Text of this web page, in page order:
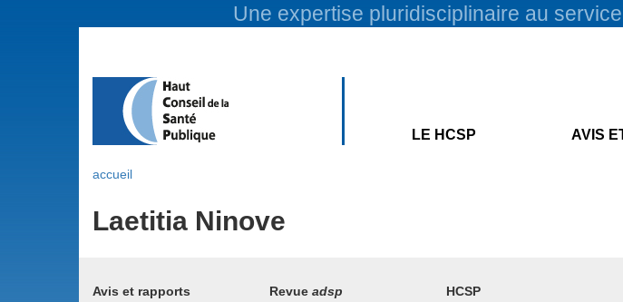
Une expertise pluridisciplinaire au
LE HCSP AVIS
accueil
Laetitia Ninove
HCSP
Avis et rapports Revue adsp